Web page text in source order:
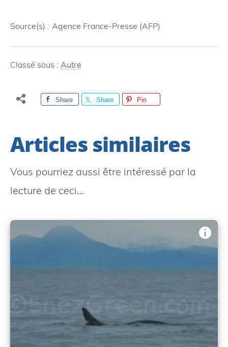
Source(s) : Agence France-Presse (AFP)
Classé sous : Autre
Share Share Pin
Articles similaires
Vous pourriez aussi être intéressé par la
lecture de ceci…